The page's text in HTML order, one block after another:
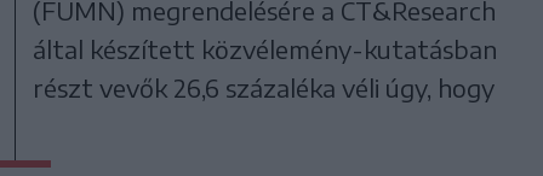
(FUMN) megrendelésére a CT&Research
által készített közvélemény-kutatásban
részt vevők 26,6 százaléka véli úgy, hogy